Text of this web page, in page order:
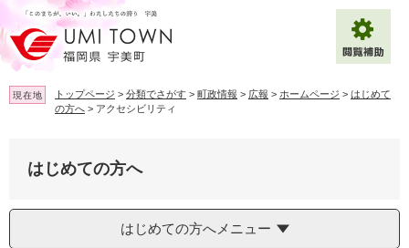
ー
ジ
の
先
頭
ニ
ュ
ー
を
飛
背景色変更
Multilingual（English・中文・한글）
現在地 トップページ > 分類でさがす > 町政情報 > 広報 > ホームページ > はじめて
の方へ > アクセシビリティ
はじめての方へ
はじめての方へメニュー